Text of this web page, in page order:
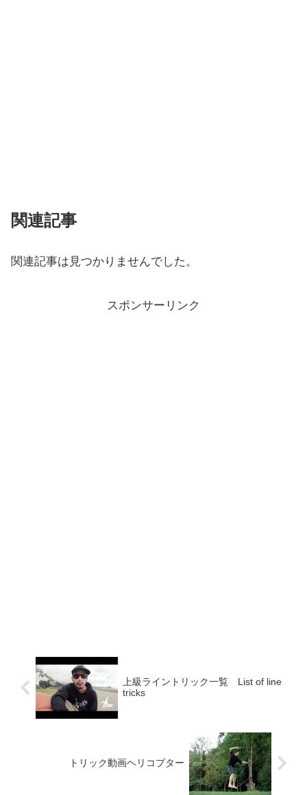
関連記事
関連記事は見つかりませんでした。
スポンサーリンク
上級ライントリック一覧 List of line
tricks
トリック動画ヘリコプター